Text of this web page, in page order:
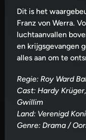
Dit is het
Franz von Werra.
luchtaanvallen
en krijgsgevangen
alles aan om te
Regie: Roy Ward
Cast: Hardy
Gwillim
Land: Verenigd
Genre: Drama /